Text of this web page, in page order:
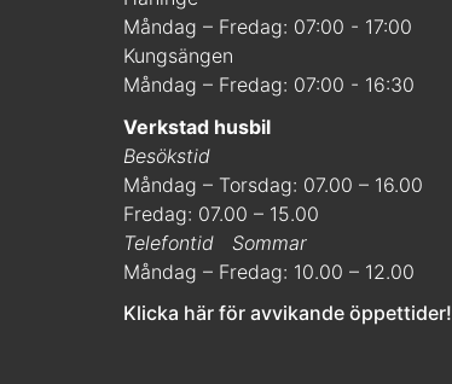
Måndag – Fredag: 07:00 - 17:00
Kungsängen
Måndag – Fredag: 07:00 - 16:30
Verkstad husbil
Besökstid
Måndag – Torsdag: 07.00 – 16.00
Fredag: 07.00 – 15.00
Telefontid
Sommar
Måndag – Fredag: 10.00 – 12.00
Klicka här för avvikande öppettider!